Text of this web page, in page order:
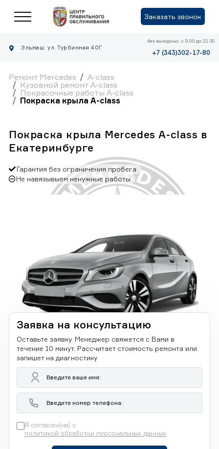
Заказать звонок
Эльмаш: ул. Турбинная 40Г
без выходных: с 9.00 до 21.00
+7 (343)302-17-80
Ремонт Mercedes
A-class
Кузовной ремонт A-class
Покрасочные работы A-class
Покраска крыла A-class
Покраска крыла Mercedes A-class в
Екатеринбурге
Гарантия без ограничения пробега
Не навязывыем ненужные работы
Заявка на консультацию
Оставьте заявку. Менеджер свяжется с Вами в
течение 10 минут. Рассчитает стоимость ремонта или
запишет на диагностику
Я согласен(на) с
политикой обработки персональных данных